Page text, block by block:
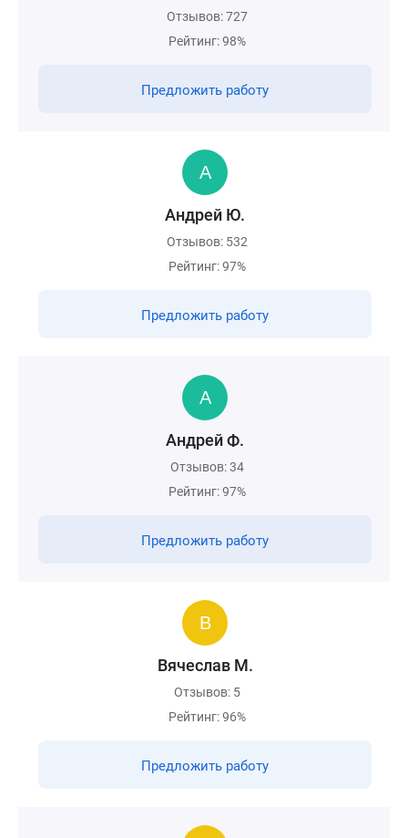
Отзывов: 727
Рейтинг: 98%
Предложить работу
Андрей Ю.
Отзывов: 532
Рейтинг: 97%
Предложить работу
Андрей Ф.
Отзывов: 34
Рейтинг: 97%
Предложить работу
Вячеслав М.
Отзывов: 5
Рейтинг: 96%
Предложить работу